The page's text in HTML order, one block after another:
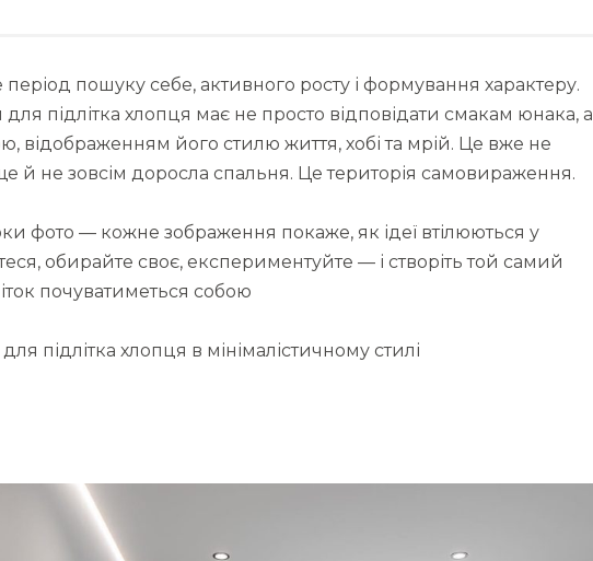
період пошуку себе, активного росту і формування характеру.
підлітка хлопця має не просто відповідати смакам юнака, а
відображенням його стилю життя, хобі та мрій. Це вже не
й не зовсім доросла спальня. Це територія самовираження.
фото — кожне зображення покаже, як ідеї втілюються у
обирайте своє, експериментуйте — і створіть той самий
почуватиметься собою
підлітка хлопця в мінімалістичному стилі